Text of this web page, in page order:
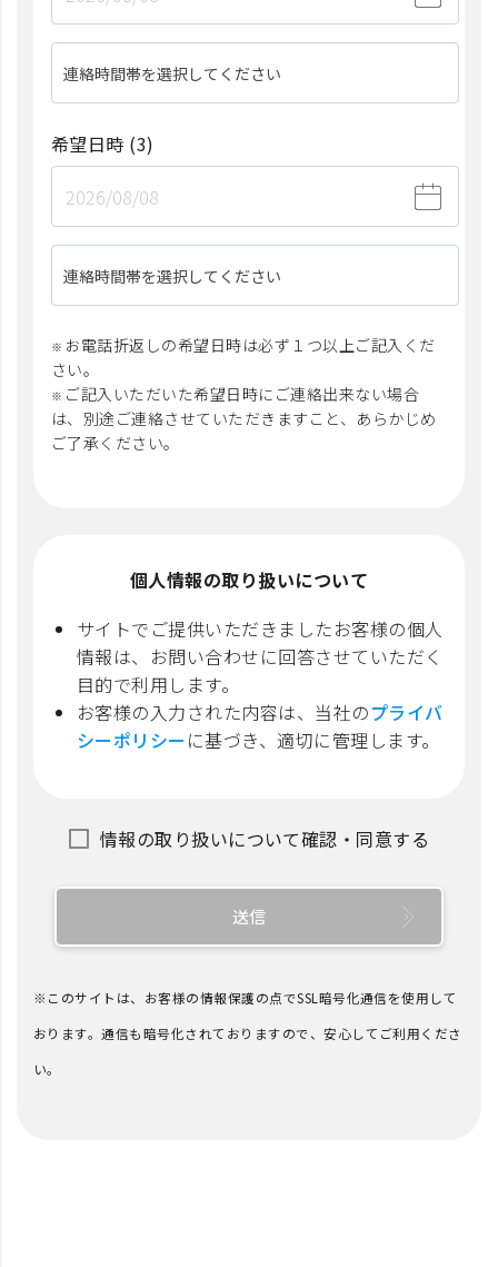
連絡時間帯を選択してください
希望日時 (3)
連絡時間帯を選択してください
お電話折返しの希望日時は必ず１つ以上ご記入くだ
さい。
ご記入いただいた希望日時にご連絡出来ない場合
は、別途ご連絡させていただきますこと、あらかじめ
ご了承ください。
個人情報の取り扱いについて
サイトでご提供いただきましたお客様の個人
情報は、お問い合わせに回答させていただく
目的で利用します。
お客様の入力された内容は、当社のプライバ
シーポリシー に基づき、適切に管理します。
情報の取り扱いについて確認・同意する
送信
※このサイトは、お客様の情報保護の点でSSL暗号化通信を使用して
おります。通信も暗号化されておりますので、安心してご利用くださ
い。